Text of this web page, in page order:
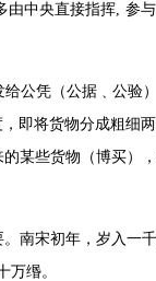
中央直接指挥, 参
公凭（公据﹑公验
即将货物分成粗细
某些货物（博买）
南宋初年，岁入一
万缗。